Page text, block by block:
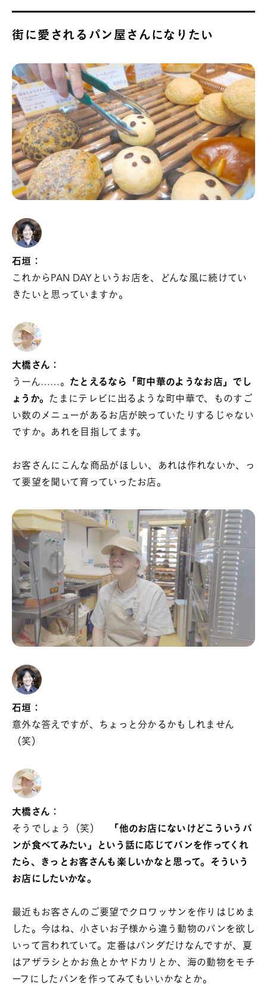
街に愛されるパン屋さんになりたい
石垣：
これからPAN DAYというお店を、どんな風に続けてい
きたいと思っていますか。
大橋さん：
うーん……。 たとえるなら「町中華のようなお店」でし
ょうか。 たまにテレビに出るような町中華で、ものすご
い数のメニューがあるお店が映っていたりするじゃない
ですか。あれを目指してます。
お客さんにこんな商品がほしい、あれは作れないか、っ
て要望を聞いて育っていったお店。
石垣：
意外な答えですが、ちょっと分かるかもしれません
（笑）
大橋さん：
そうでしょう（笑）
「他のお店にないけどこういうパ
ンが食べてみたい」という話に応じてパンを作ってくれ
たら、きっとお客さんも楽しいかなと思って。そういう
お店にしたいかな。
最近もお客さんのご要望でクロワッサンを作りはじめま
した。今はね、小さいお子様から違う動物のパンを欲し
いって言われていて。定番はパンダだけなんですが、夏
はアザラシとかお魚とかヤドカリとか、海の動物をモチ
ーフにしたパンを作ってみてもいいかなとか。